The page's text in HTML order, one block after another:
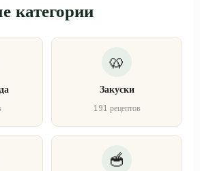
категории
Закуски
191 рецептов